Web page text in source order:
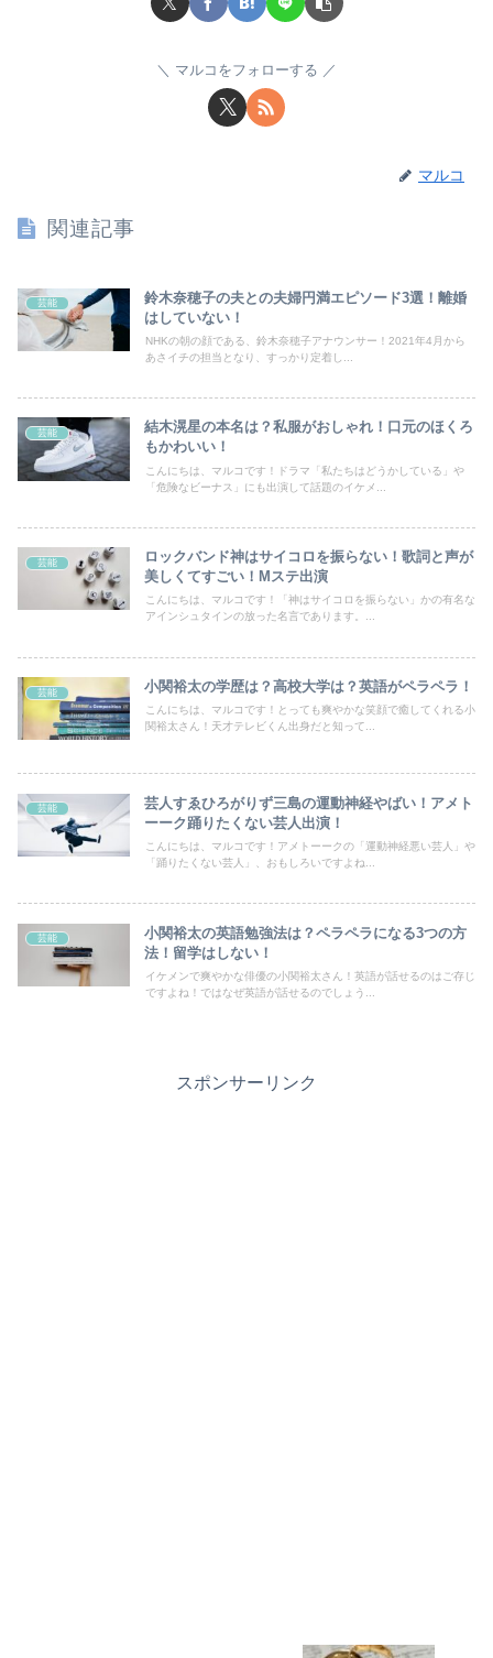
マルコをフォローする
マルコ
関連記事
芸能
鈴木奈穂子の夫との夫婦円満エピソード3選！離婚
はしていない！
NHKの朝の顔である、鈴木奈穂子アナウンサー！2021年4月から
あさイチの担当となり、すっかり定着し...
芸能
結木滉星の本名は？私服がおしゃれ！口元のほくろ
もかわいい！
こんにちは、マルコです！ドラマ「私たちはどうかしている」や
「危険なビーナス」にも出演して話題のイケメ...
芸能
ロックバンド神はサイコロを振らない！歌詞と声が
美しくてすごい！Mステ出演
こんにちは、マルコです！「神はサイコロを振らない」かの有名な
アインシュタインの放った名言であります。...
芸能 小関裕太の学歴は？高校大学は？英語がペラペラ！
こんにちは、マルコです！とっても爽やかな笑顔で癒してくれる小
関裕太さん！天才テレビくん出身だと知って...
芸能
芸人すゑひろがりず三島の運動神経やばい！アメト
ーーク踊りたくない芸人出演！
こんにちは、マルコです！アメトーークの「運動神経悪い芸人」や
「踊りたくない芸人」、おもしろいですよね...
芸能
小関裕太の英語勉強法は？ペラペラになる3つの方
法！留学はしない！
イケメンで爽やかな俳優の小関裕太さん！英語が話せるのはご存じ
ですよね！ではなぜ英語が話せるのでしょう...
スポンサーリンク